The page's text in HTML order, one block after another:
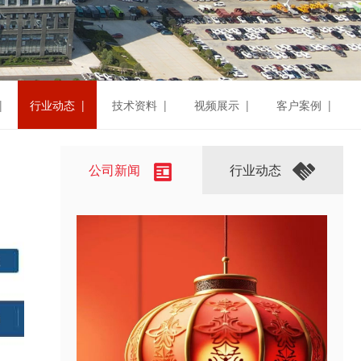
行业动态 | 技术资料 | 视频展示 | 客户案例 |
公司新闻 行业动态